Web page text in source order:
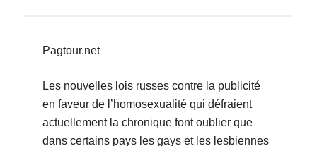
Pagtour.net
Les nouvelles lois russes contre la publicité
en faveur de l’homosexualité qui défraient
actuellement la chronique font oublier que
dans certains pays les gays et les lesbiennes